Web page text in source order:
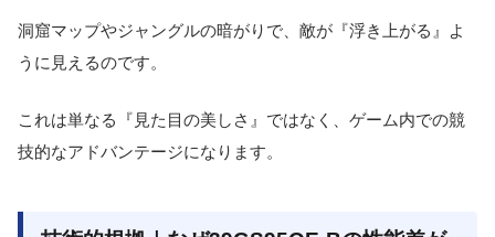
洞窟マップやジャングルの暗がりで、敵が『浮き上がる』よ
うに見えるのです。
これは単なる『見た目の美しさ』ではなく、ゲーム内での競
技的なアドバンテージになります。